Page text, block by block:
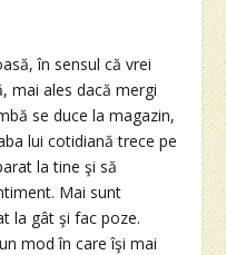
în sensul că vrei
mai ales dacă mergi
se duce la magazin,
lui cotidiană trece pe
la tine şi să
Mai sunt
la gât şi fac poze.
mod în care îşi mai